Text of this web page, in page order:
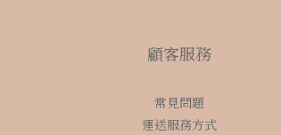
顧客服務
常見問題
運送服務方式